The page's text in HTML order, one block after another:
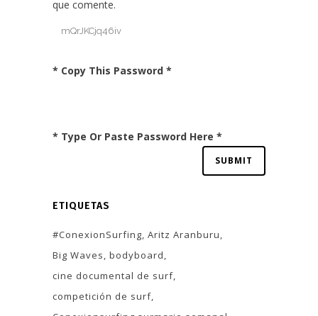
que comente.
* Copy This Password *
* Type Or Paste Password Here *
ETIQUETAS
#ConexionSurfing Aritz Aranburu
Big Waves bodyboard
cine documental de surf
competición de surf